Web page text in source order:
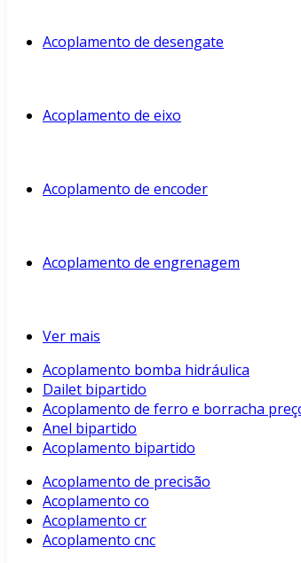
Acoplamento de desengate
Acoplamento de eixo
Acoplamento de encoder
Acoplamento de engrenagem
Ver mais
Acoplamento bomba hidráulica
Dailet bipartido
Acoplamento de ferro e borracha
Anel bipartido
Acoplamento bipartido
Acoplamento de precisão
Acoplamento co
Acoplamento cr
Acoplamento cnc